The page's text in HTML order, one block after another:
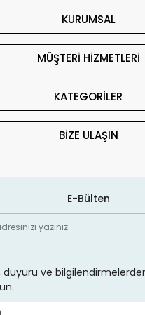
KURUMSAL
MÜŞTERİ HİZMETLERİ
KATEGORİLER
BİZE ULAŞIN
E-Bülten
duyuru ve